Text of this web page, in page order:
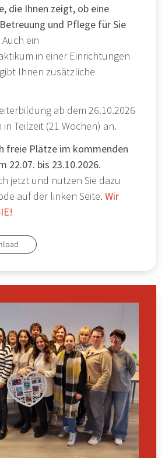
die Ihnen zeigt, ob eine
und Pflege für Sie
Auch ein
in einer Einrichtungen
Ihnen zusätzliche
ab dem 26.10.2026
Teilzeit (21 Wochen) an.
freie Plätze im kommenden
22.07. bis 23.10.2026.
jetzt und nutzen Sie dazu
auf der linken Seite. Wir